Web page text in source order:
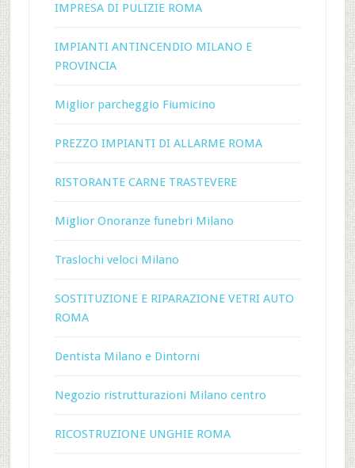
IMPRESA DI PULIZIE ROMA
IMPIANTI ANTINCENDIO MILANO E
PROVINCIA
Miglior parcheggio Fiumicino
PREZZO IMPIANTI DI ALLARME ROMA
RISTORANTE CARNE TRASTEVERE
Miglior Onoranze funebri Milano
Traslochi veloci Milano
SOSTITUZIONE E RIPARAZIONE VETRI AUTO
ROMA
Dentista Milano e Dintorni
Negozio ristrutturazioni Milano centro
RICOSTRUZIONE UNGHIE ROMA